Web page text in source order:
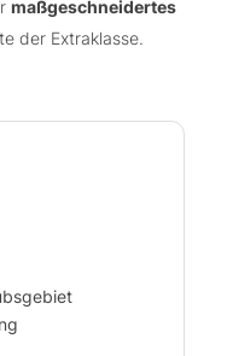
maßgeschneidertes
der Extraklasse.